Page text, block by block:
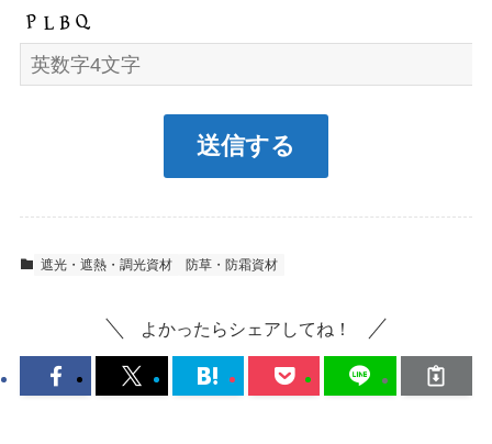
遮光・遮熱・調光資材 防草・防霜資材
よかったらシェアしてね！